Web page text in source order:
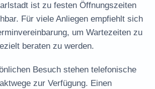
ist zu festen Öffnungszeiten
Für viele Anliegen empfiehlt sich
um Wartezeiten zu
beraten zu werden.
Besuch stehen telefonische
zur Verfügung. Einen